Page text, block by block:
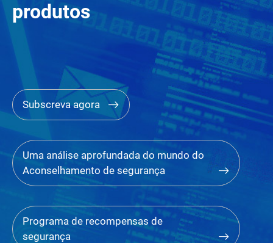
produtos
Subscreva agora
Uma análise aprofundada do mundo do
Aconselhamento de segurança
Programa de recompensas de
segurança